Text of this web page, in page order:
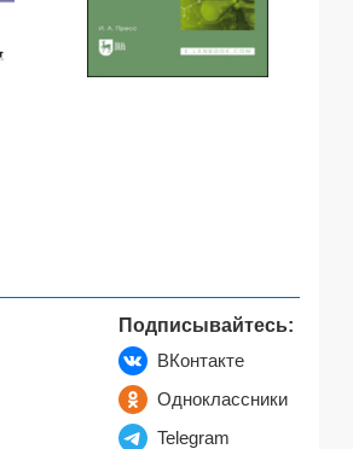
Подписывайтесь:
ВКонтакте
Одноклассники
Telegram